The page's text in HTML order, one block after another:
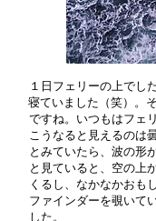
１日フェリーの上でし
寝ていました（笑）。
ですね。いつもはフェ
こうなると見えるのは
とみていたら、波の形
と見ていると、空の上
くるし、なかなかおも
ファインダーを覗いて